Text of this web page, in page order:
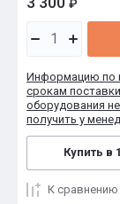
₽
Информацию по
срокам
оборудования
получить у
Купить в
К сравнению